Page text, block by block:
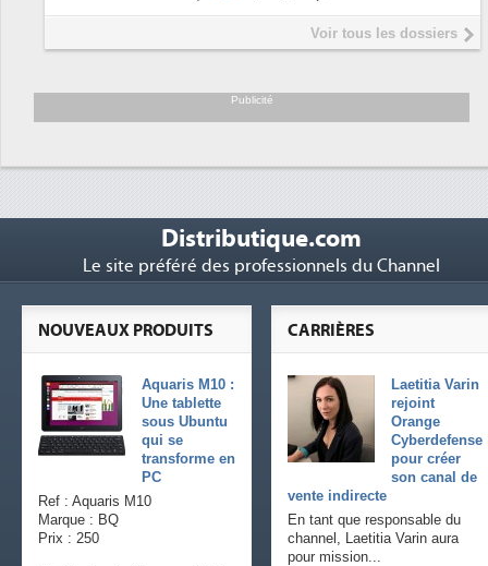
Interview de Fabrice Coquio,
président de Digital Realty...
soutient les...
Voir tous les dossiers
Publicité
Distributique.com
Le site préféré des professionnels du Channel
CARRIÈRES
Laetitia Varin
rejoint
Orange
Cyberdefense
pour créer
son canal de
vente indirecte
En tant que responsable du
channel, Laetitia Varin aura
pour mission...
NOUVEAUX PRODUITS
Aquaris M10 :
Une tablette
sous Ubuntu
qui se
transforme en
PC
Ref : Aquaris M10
Marque : BQ
Prix : 250